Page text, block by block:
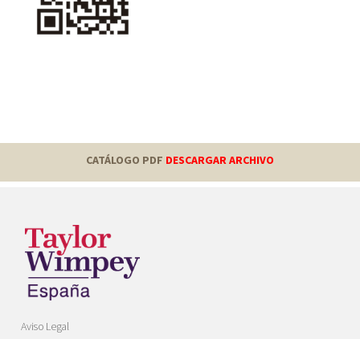
CATÁLOGO PDF DESCARGAR ARCHIVO
Aviso Legal